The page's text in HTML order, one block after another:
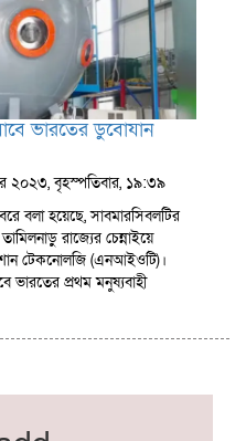
ভারতের ডুবোযান
২০২৩, বৃহস্পতিবার, ১৯:৩৯
বলা হয়েছে, সাবমারসিবলটির
রাজ্যের চেন্নাইয়ে
টেকনোলজি (এনআইওটি)।
ভারতের প্রথম মনুষ্যবাহী